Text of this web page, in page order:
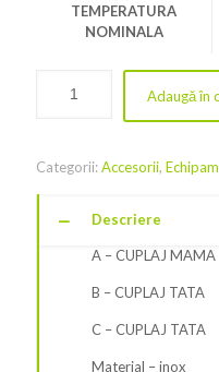
TEMPERATURA
NOMINALA
Adaugă în
Categorii:Accesorii,
Descriere
A – CUPLAJ MAMA
B – CUPLAJ TATA
C – CUPLAJ TATA
Material – inox